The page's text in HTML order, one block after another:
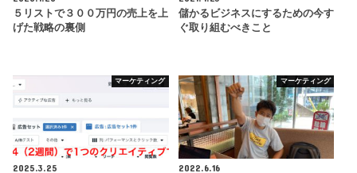
５リストで３００万円の売上を上
げた戦略の裏側
儲かるビジネスにするための今す
ぐ取り組むべきこと
マーケティング
2025.3.25
マーケティング
2022.6.16